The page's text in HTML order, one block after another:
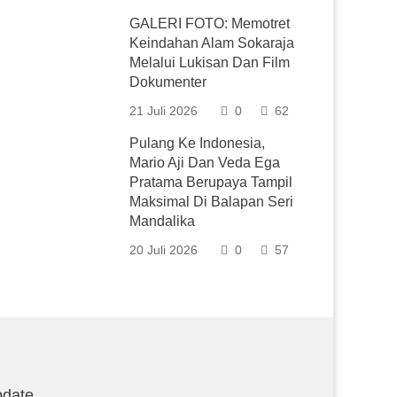
GALERI FOTO: Memotret
Keindahan Alam Sokaraja
Melalui Lukisan Dan Film
Dokumenter
21 Juli 2026 0 62
Pulang Ke Indonesia,
Mario Aji Dan Veda Ega
Pratama Berupaya Tampil
Maksimal Di Balapan Seri
Mandalika
20 Juli 2026 0 57